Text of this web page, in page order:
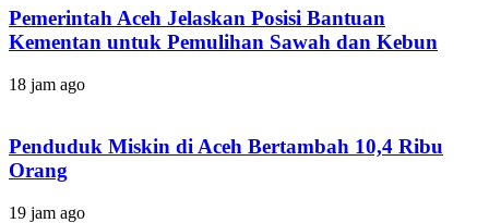
Pemerintah Aceh Jelaskan Posisi Bantuan
Kementan untuk Pemulihan Sawah dan Kebun
18 jam ago
Penduduk Miskin di Aceh Bertambah 10,4 Ribu
Orang
19 jam ago